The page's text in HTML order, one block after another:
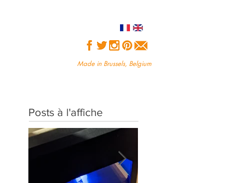
Made in Brussels, Belgium
Posts à l'affiche